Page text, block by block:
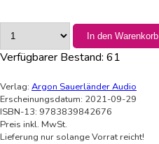
In den Warenkorb
Verfügbarer Bestand: 61
Verlag: Argon Sauerländer Audio
Erscheinungsdatum: 2021-09-29
ISBN-13: 9783839842676
Preis inkl. MwSt.
Lieferung nur solange Vorrat reicht!